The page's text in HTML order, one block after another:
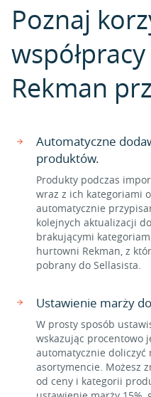
Poznaj
Rekman
Automatyczne
produktów.
Produkty podczas
wraz z ich kategoriami
automatycznie
kolejnych aktualizacji
brakującymi
hurtowni Rekman, z
pobrany do Sellasista.
Ustawienie marży
W prosty sposób
wskazując procentowo
automatycznie doliczyć
asortymencie. Możesz
od ceny i kategorii